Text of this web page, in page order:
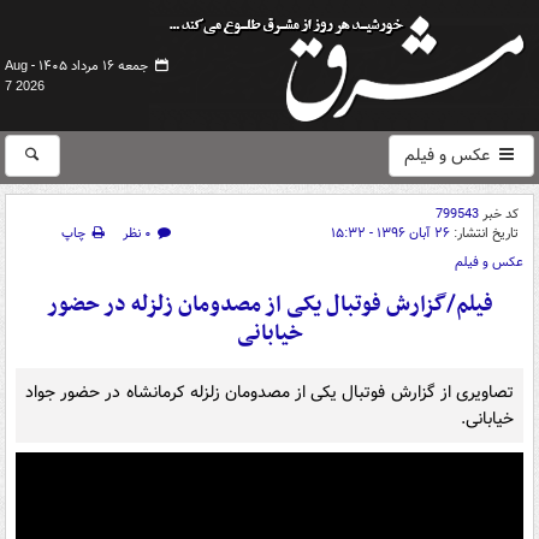
جمعه ۱۶ مرداد ۱۴۰۵ -
Aug
7 2026
عکس و فیلم
کد خبر799543
تاریخ انتشار: ۲۶ آبان ۱۳۹۶ - ۱۵:۳۲ ۰ نظر
چاپ
عکس و فیلم
فیلم/گزارش فوتبال یکی از مصدومان زلزله در حضور
خیابانی
تصاویری از گزارش فوتبال یکی از مصدومان زلزله کرمانشاه در حضور جواد
خیابانی.